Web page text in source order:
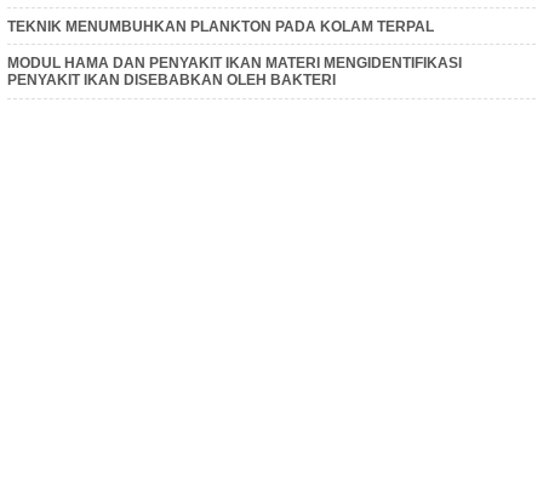
TEKNIK MENUMBUHKAN PLANKTON PADA KOLAM TERPAL
MODUL HAMA DAN PENYAKIT IKAN MATERI MENGIDENTIFIKASI
PENYAKIT IKAN DISEBABKAN OLEH BAKTERI